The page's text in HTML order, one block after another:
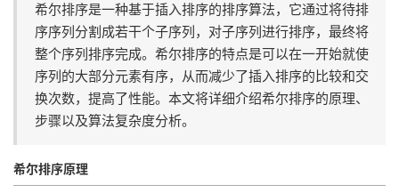
希尔排序是一种基于插入排序的排序算法，它通过将待排
序序列分割成若干个子序列，对子序列进行排序，最终将
整个序列排序完成。希尔排序的特点是可以在一开始就使
序列的大部分元素有序，从而减少了插入排序的比较和交
换次数，提高了性能。本文将详细介绍希尔排序的原理、
步骤以及算法复杂度分析。
希尔排序原理